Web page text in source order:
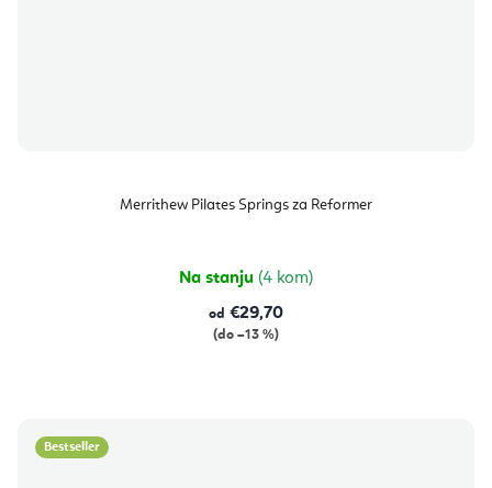
Merrithew Pilates Springs za Reformer
Na stanju (4 kom)
od €29,70
(do –13 %)
Bestseller